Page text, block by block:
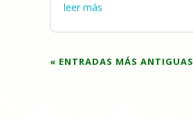
leer más
« ENTRADAS MÁS ANTIGUAS